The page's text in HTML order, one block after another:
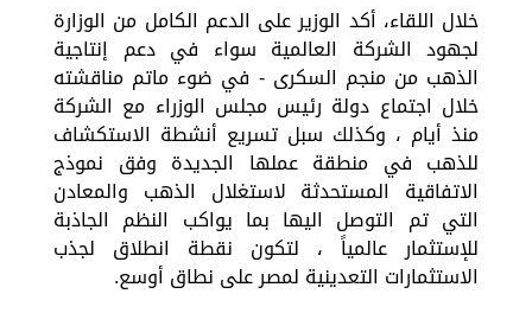
خلال اللقاء، أكد الوزير على الدعم الكامل من الوزارة
لجهود الشركة العالمية سواء في دعم إنتاجية
الذهب من منجم السكرى - في ضوء ماتم مناقشته
خلال اجتماع دولة رئيس مجلس الوزراء مع الشركة
منذ أيام ، وكذلك سبل تسريع أنشطة الاستكشاف
للذهب في منطقة عملها الجديدة وفق نموذج
الاتفاقية المستحدثة لاستغلال الذهب والمعادن
التي تم التوصل اليها بما يواكب النظم الجاذبة
للإستثمار عالمياً ، لتكون نقطة انطلاق لجذب
الاستثمارات التعدينية لمصر على نطاق أوسع.